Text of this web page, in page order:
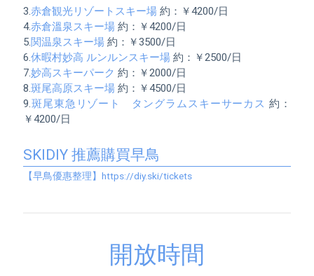
3.赤倉観光リゾートスキー場 約：￥4200/日
4.赤倉溫泉スキー場 約：￥4200/日
5.関温泉スキー場 約：￥3500/日
6.休暇村妙高 ルンルンスキー場 約：￥2500/日
7.妙高スキーパーク 約：￥2000/日
8.斑尾高原スキー場 約：￥4500/日
9.斑尾東急リゾート　タングラムスキーサーカス 約：
￥4200/日
SKIDIY 推薦購買早鳥
【早鳥優惠整理】https://diy.ski/tickets
開放時間